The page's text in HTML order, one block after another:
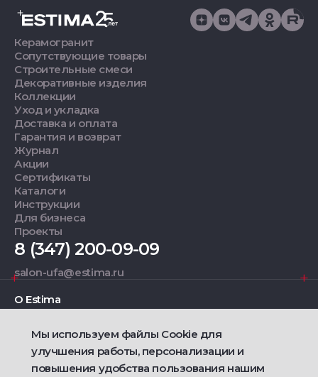
Керамогранит
Сопутствующие товары
Строительные смеси
Декоративные изделия
Коллекции
Уход и укладка
Доставка и оплата
Гарантия и возврат
Журнал
Акции
Сертификаты
Каталоги
Инструкции
Для бизнеса
Проекты
8 (347) 200-09-09
salon-ufa@estima.ru
О Estima
Дизайнерам
Мы используем файлы Cookie для
улучшения работы, персонализации и
повышения удобства пользования нашим